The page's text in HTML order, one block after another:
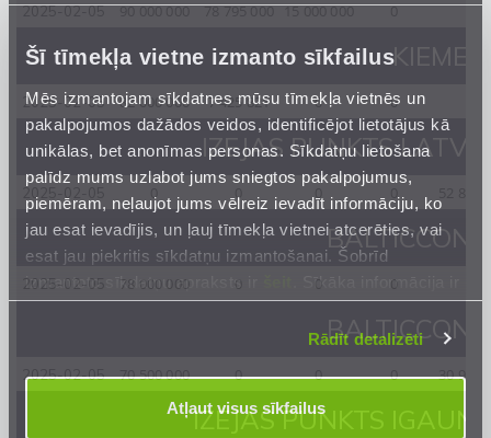
Šī tīmekļa vietne izmanto sīkfailus
Mēs izmantojam sīkdatnes mūsu tīmekļa vietnēs un
pakalpojumos dažādos veidos, identificējot lietotājus kā
unikālas, bet anonīmas personas. Sīkdatņu lietošana
palīdz mums uzlabot jums sniegtos pakalpojumus,
piemēram, neļaujot jums vēlreiz ievadīt informāciju, ko
jau esat ievadījis, un ļauj tīmekļa vietnei atcerēties, vai
esat jau piekritis sīkdatņu izmantošanai. Šobrīd
izmantoto sīkdatņu apraksts ir
. Sīkāka informācija ir
mūsuPrivātuma atrunā.
Rādīt detalizēti
Atļaut visus sīkfailus
2025-02-05 90 000 000 78 795 000 15 000 000 0 0
2025-02-05 82 000 000 7 425 821 0 0
IZEJAS PUNKTS
0 0 0
2025-02-05 78 000 000 0 0 0
2025-02-05 70 500 000 0 0 0 30 904
IZEJAS PUNKTS